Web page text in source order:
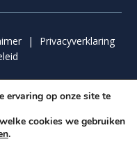
|
Privacyverklaring
& Realisatie:
Insomedia
ervaring op onze site te
cookies we gebruiken
.